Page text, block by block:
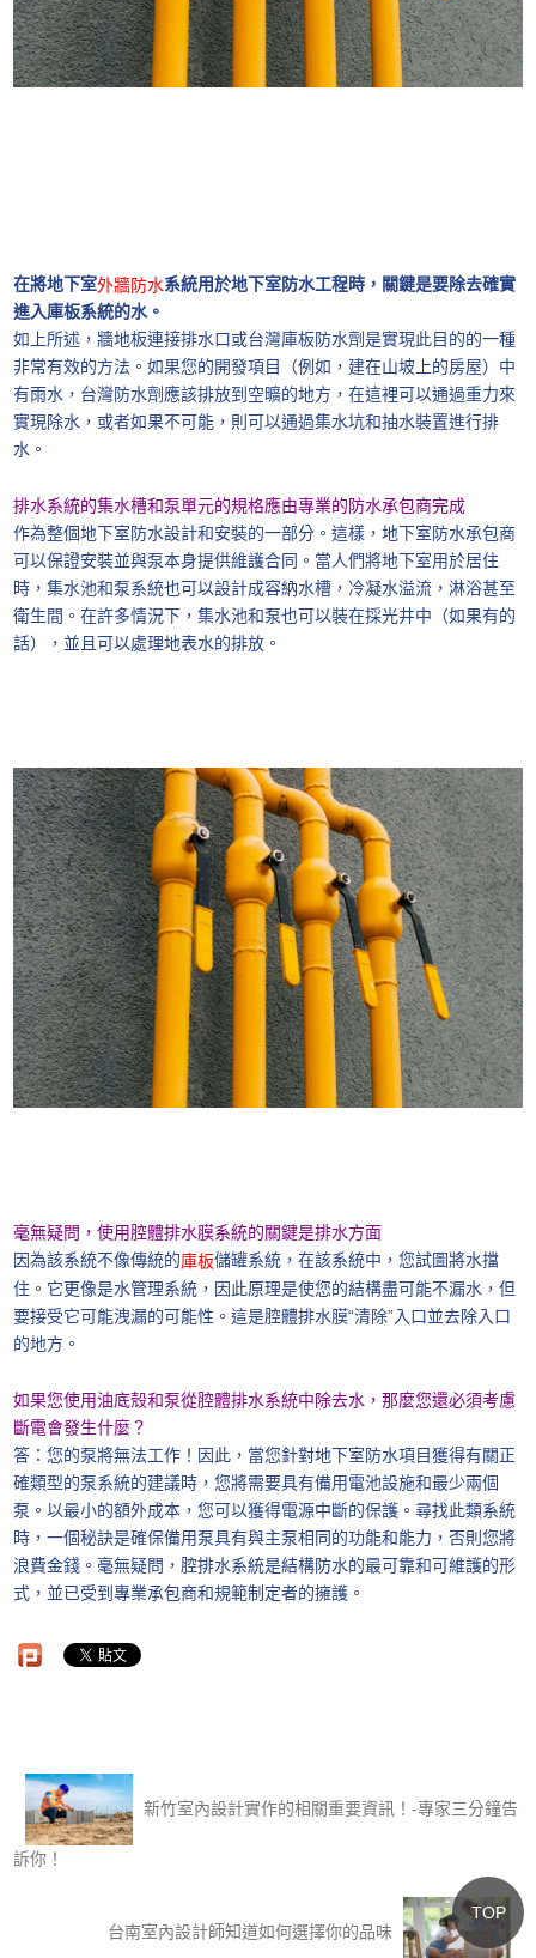
在將地下室外牆防水系統用於地下室防水工程時，關鍵是要除去確實
進入庫板系統的水。
如上所述，牆地板連接排水口或台灣庫板防水劑是實現此目的的一種
非常有效的方法。如果您的開發項目（例如，建在山坡上的房屋）中
有雨水，台灣防水劑應該排放到空曠的地方，在這裡可以通過重力來
實現除水，或者如果不可能，則可以通過集水坑和抽水裝置進行排
水。
排水系統的集水槽和泵單元的規格應由專業的防水承包商完成
作為整個地下室防水設計和安裝的一部分。這樣，地下室防水承包商
可以保證安裝並與泵本身提供維護合同。當人們將地下室用於居住
時，集水池和泵系統也可以設計成容納水槽，冷凝水溢流，淋浴甚至
衛生間。在許多情況下，集水池和泵也可以裝在採光井中（如果有的
話），並且可以處理地表水的排放。
毫無疑問，使用腔體排水膜系統的關鍵是排水方面
因為該系統不像傳統的庫板儲罐系統，在該系統中，您試圖將水擋
住。它更像是水管理系統，因此原理是使您的結構盡可能不漏水，但
要接受它可能洩漏的可能性。這是腔體排水膜“清除”入口並去除入口
的地方。
如果您使用油底殼和泵從腔體排水系統中除去水，那麼您還必須考慮
斷電會發生什麼？
答：您的泵將無法工作！因此，當您針對地下室防水項目獲得有關正
確類型的泵系統的建議時，您將需要具有備用電池設施和最少兩個
泵。以最小的額外成本，您可以獲得電源中斷的保護。尋找此類系統
時，一個秘訣是確保備用泵具有與主泵相同的功能和能力，否則您將
浪費金錢。毫無疑問，腔排水系統是結構防水的最可靠和可維護的形
式，並已受到專業承包商和規範制定者的擁護。
新竹室內設計實作的相關重要資訊！-專家三分鐘告
訴你！
台南室內設計師知道如何選擇你的品味
TOP